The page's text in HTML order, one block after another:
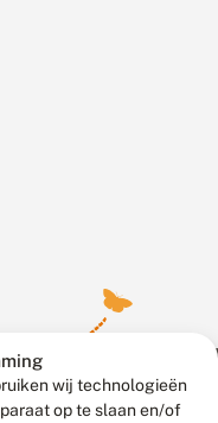
wij technologieën
op te slaan en/of